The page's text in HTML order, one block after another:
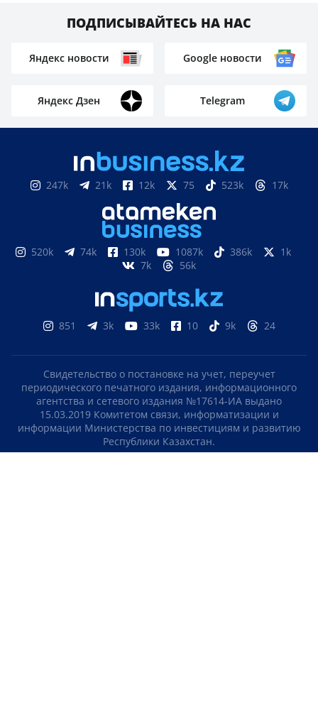
ПОДПИСЫВАЙТЕСЬ НА НАС
Яндекс новости Google новости
Яндекс Дзен Telegram
247k 21k 12k 75 523k 17k
520k 74k 130k 1087k 386k
1k
7k
56k
851 3k 33k 10 9k 24
Свидетельство о постановке на учет, переучет
периодического печатного издания, информационного
агентства и сетевого издания №17614-ИА выдано
15.03.2019 Комитетом связи, информатизации и
информации Министерства по инвестициям и развитию
Республики Казахстан.